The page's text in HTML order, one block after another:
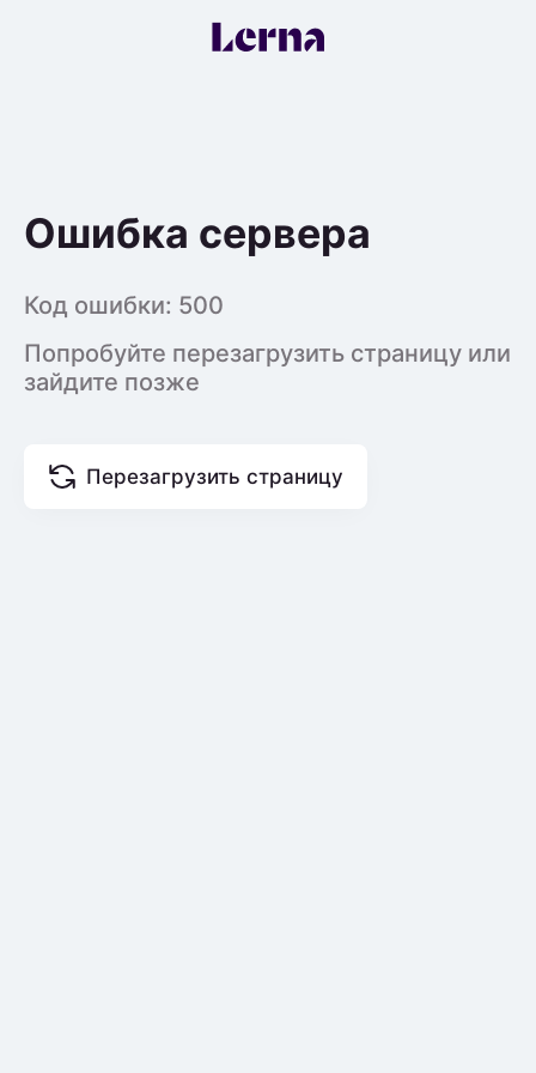
Ошибка сервера
Код ошибки: 500
Попробуйте перезагрузить страницу или
зайдите позже
Перезагрузить страницу